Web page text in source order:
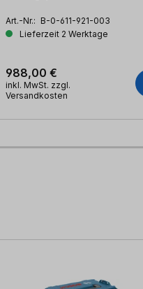
Art.-Nr.: B-0-611-921-003
Lieferzeit 2 Werktage
988,00 €
inkl. MwSt. zzgl.
Versandkosten